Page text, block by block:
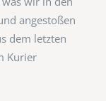
angestoßen
dem letzten
Kurier